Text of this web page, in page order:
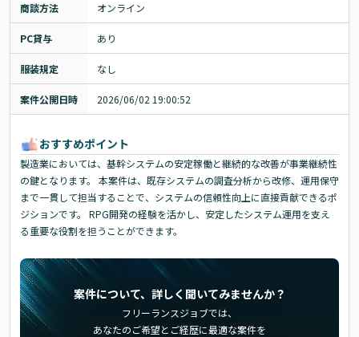
商談方法 オンライン
PC貸与 あり
服装規定 なし
案件公開日時 2026/06/02 19:00:52
おすすめポイント
製造業においては、基幹システムの安定稼働と継続的な改善が事業継続性
の鍵となります。 本案件は、既存システムの調査分析から改修、運用保守
まで一貫して担当することで、システムの信頼性向上に直接貢献できるポ
ジションです。 RPG開発の経験を活かし、安定したシステム運用を支え
る重要な役割を担うことができます。
案件について、詳しく聞いてみませんか？
フリーランスジョブでは、
あなたのご希望とご経歴に最適な案件を